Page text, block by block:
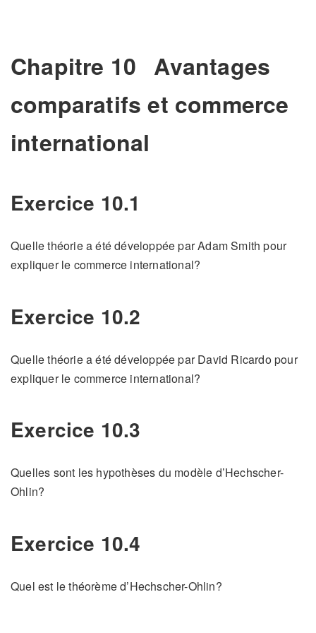
Chapitre 10 Avantages
comparatifs et commerce
international
Exercice 10.1
Quelle théorie a été développée par Adam Smith pour
expliquer le commerce international?
Exercice 10.2
Quelle théorie a été développée par David Ricardo pour
expliquer le commerce international?
Exercice 10.3
Quelles sont les hypothèses du modèle d’Hechscher-
Ohlin?
Exercice 10.4
Quel est le théorème d’Hechscher-Ohlin?